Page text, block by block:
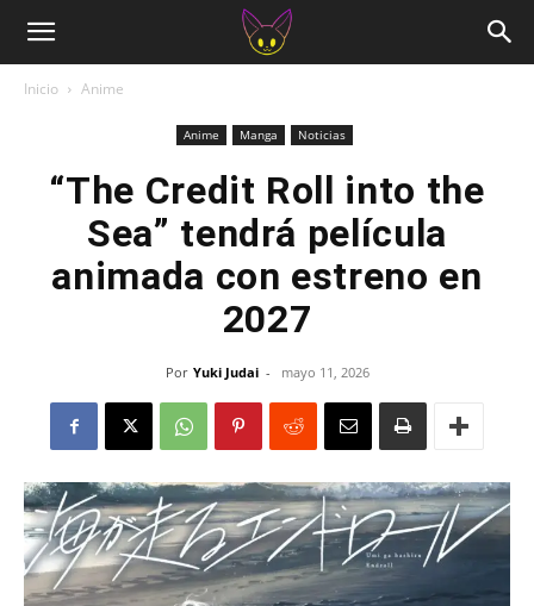
Inicio Anime
Anime Manga Noticias
“The Credit Roll into the
Sea” tendrá película
animada con estreno en
2027
Por Yuki Judai - mayo 11, 2026